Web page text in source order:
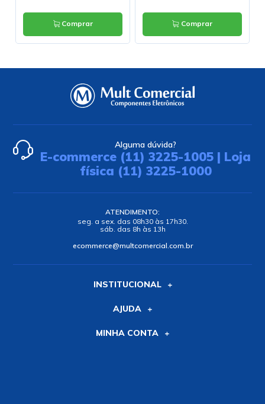
Comprar Comprar
Alguma dúvida?
E-commerce (11) 3225-1005 | Loja
física (11) 3225-1000
ATENDIMENTO:
seg. a sex. das 08h30 às 17h30.
sáb. das 8h às 13h
ecommerce@multcomercial.com.br
INSTITUCIONAL
AJUDA
MINHA CONTA